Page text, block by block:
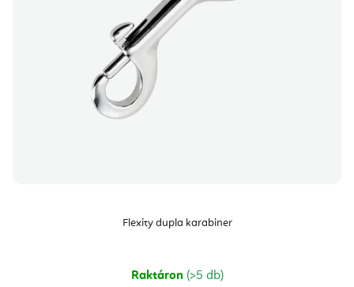
Flexity dupla karabiner
Raktáron (>5 db)